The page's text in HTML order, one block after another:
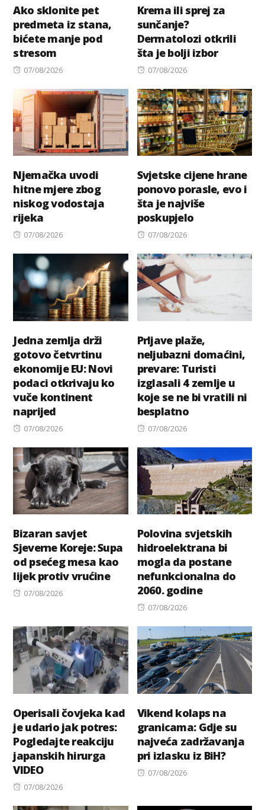
Ako sklonite pet
predmeta iz stana,
bićete manje pod
stresom
Posted
07/08/2026
Krema ili sprej za
sunčanje?
Dermatolozi otkrili
šta je bolji izbor
Posted
07/08/2026
Njemačka uvodi
hitne mjere zbog
niskog vodostaja
rijeka
Posted
07/08/2026
Svjetske cijene hrane
ponovo porasle, evo i
šta je najviše
poskupjelo
Posted
07/08/2026
Jedna zemlja drži
gotovo četvrtinu
ekonomije EU: Novi
podaci otkrivaju ko
vuče kontinent
naprijed
Posted
07/08/2026
Prljave plaže,
neljubazni domaćini,
prevare: Turisti
izglasali 4 zemlje u
koje se ne bi vratili ni
besplatno
Posted
07/08/2026
Bizaran savjet
Sjeverne Koreje: Supa
od psećeg mesa kao
lijek protiv vrućine
Posted
07/08/2026
Polovina svjetskih
hidroelektrana bi
mogla da postane
nefunkcionalna do
2060. godine
Posted
07/08/2026
Operisali čovjeka kad
je udario jak potres:
Pogledajte reakciju
japanskih hirurga
VIDEO
Posted
07/08/2026
Vikend kolaps na
granicama: Gdje su
najveća zadržavanja
pri izlasku iz BiH?
Posted
07/08/2026